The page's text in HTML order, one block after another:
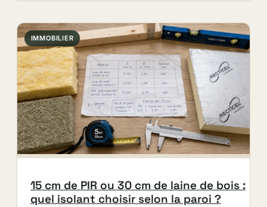
IMMOBILIER
15 cm de PIR ou 30 cm de laine de bois :
quel isolant choisir selon la paroi ?